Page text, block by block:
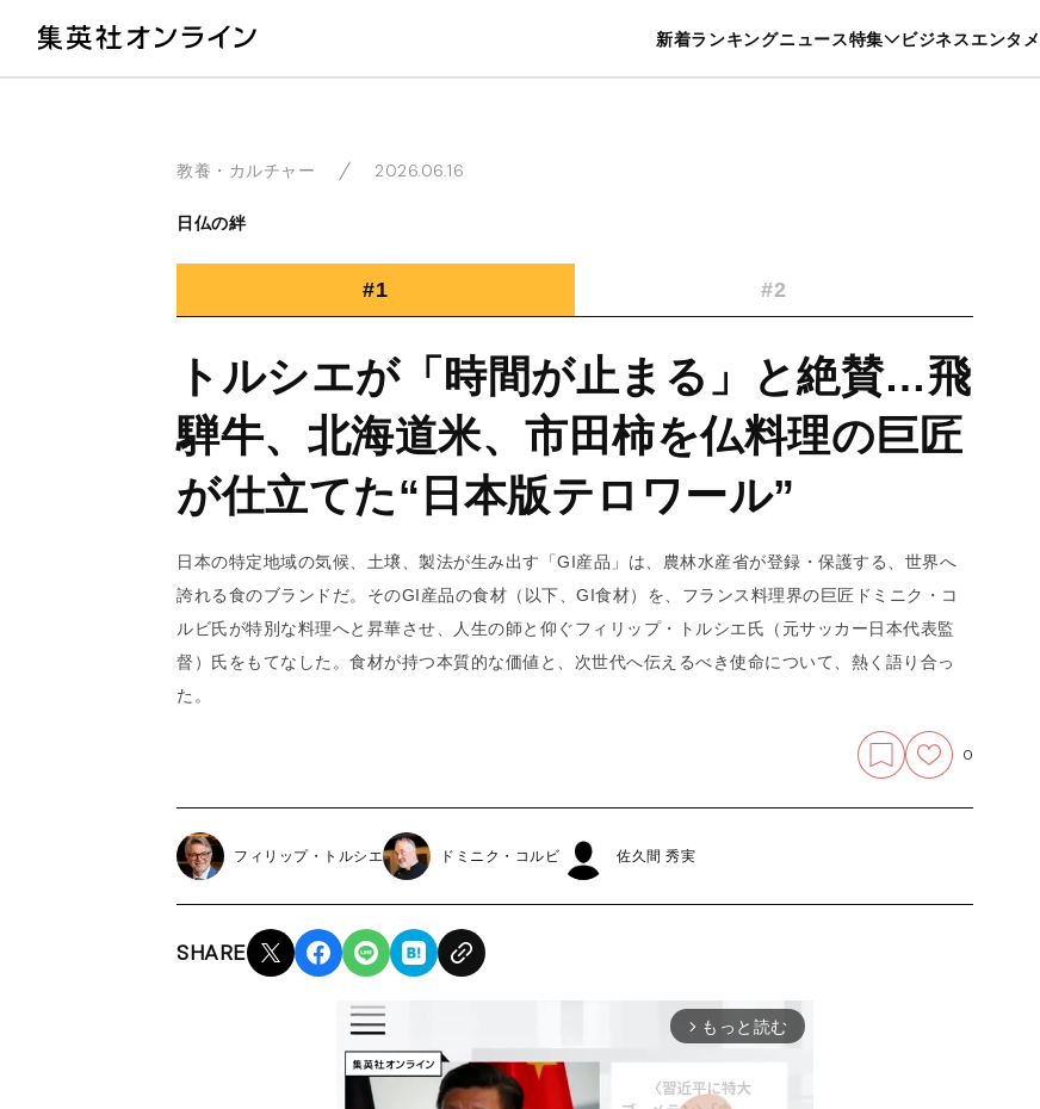
新着ランキングニュース特集 ビジネスエンタメ
暮らし スポーツ ヘルスケア 美容 グルメ
教養・カルチャー 2026.06.16
日仏の絆
#1 #2
トルシエが「時間が止まる」と絶賛…飛
騨牛、北海道米、市田柿を仏料理の巨匠
が仕立てた“日本版テロワール”
日本の特定地域の気候、土壌、製法が生み出す「GI産品」は、農林水産省が登録・保護する、世界へ
誇れる食のブランドだ。そのGI産品の食材（以下、GI食材）を、フランス料理界の巨匠ドミニク・コ
ルビ氏が特別な料理へと昇華させ、人生の師と仰ぐフィリップ・トルシエ氏（元サッカー日本代表監
督）氏をもてなした。食材が持つ本質的な価値と、次世代へ伝えるべき使命について、熱く語り合っ
た。
0
フィリップ・トルシエ ドミニク・コルビ 佐久間 秀実
SHARE
arrow_forward_ios もっと読む